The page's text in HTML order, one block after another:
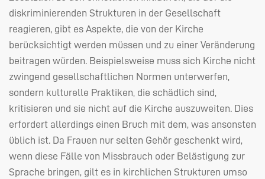
diskriminierenden Strukturen in der Gesellschaft
reagieren, gibt es Aspekte, die von der Kirche
berücksichtigt werden müssen und zu einer Veränderung
beitragen würden. Beispielsweise muss sich Kirche nicht
zwingend gesellschaftlichen Normen unterwerfen,
sondern kulturelle Praktiken, die schädlich sind,
kritisieren und sie nicht auf die Kirche auszuweiten. Dies
erfordert allerdings einen Bruch mit dem, was ansonsten
üblich ist. Da Frauen nur selten Gehör geschenkt wird,
wenn diese Fälle von Missbrauch oder Belästigung zur
Sprache bringen, gilt es in kirchlichen Strukturen umso